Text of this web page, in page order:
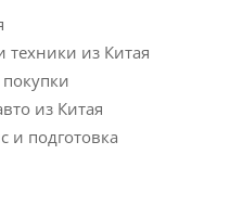
техники из Китая
из Китая
и подготовка